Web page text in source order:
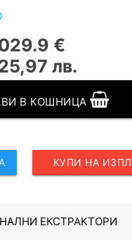
€
лв.
В КОШНИЦА
КУПИ НА
ЕКСТРАКТОРИ